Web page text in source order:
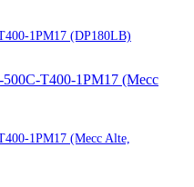
1РМ17 (DP180LB)
1РМ17 (Mecc Alte,